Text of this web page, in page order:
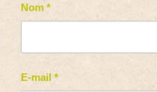
Nom *
E-mail *